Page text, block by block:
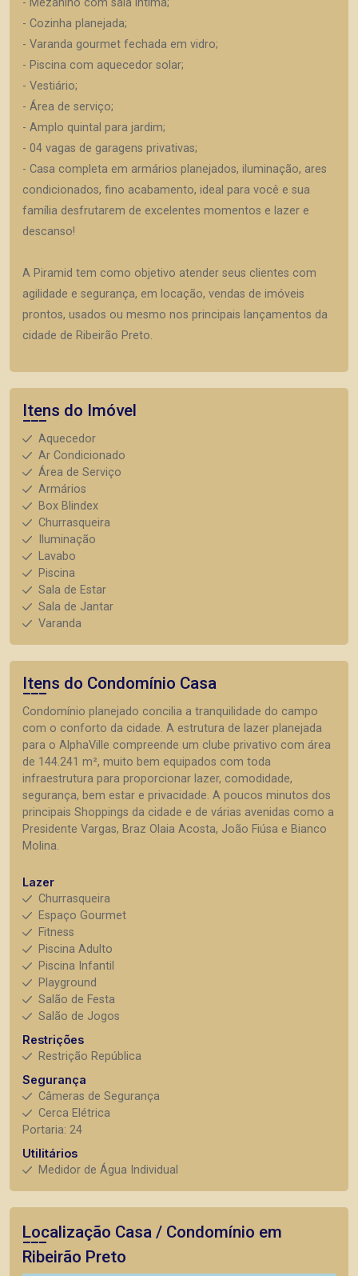
- Mezanino com sala íntima;
- Cozinha planejada;
- Varanda gourmet fechada em vidro;
- Piscina com aquecedor solar;
- Vestiário;
- Área de serviço;
- Amplo quintal para jardim;
- 04 vagas de garagens privativas;
- Casa completa em armários planejados, iluminação, ares
condicionados, fino acabamento, ideal para você e sua
família desfrutarem de excelentes momentos e lazer e
descanso!
A Piramid tem como objetivo atender seus clientes com
agilidade e segurança, em locação, vendas de imóveis
prontos, usados ou mesmo nos principais lançamentos da
cidade de Ribeirão Preto.
Itens do Imóvel
Aquecedor
Ar Condicionado
Área de Serviço
Armários
Box Blindex
Churrasqueira
Iluminação
Lavabo
Piscina
Sala de Estar
Sala de Jantar
Varanda
Itens do Condomínio Casa
Condomínio planejado concilia a tranquilidade do campo
com o conforto da cidade. A estrutura de lazer planejada
para o AlphaVille compreende um clube privativo com área
de 144.241 m², muito bem equipados com toda
infraestrutura para proporcionar lazer, comodidade,
segurança, bem estar e privacidade. A poucos minutos dos
principais Shoppings da cidade e de várias avenidas como a
Presidente Vargas, Braz Olaia Acosta, João Fiúsa e Bianco
Molina.
Lazer
Churrasqueira
Espaço Gourmet
Fitness
Piscina Adulto
Piscina Infantil
Playground
Salão de Festa
Salão de Jogos
Restrições
Restrição República
Segurança
Câmeras de Segurança
Cerca Elétrica
Portaria: 24
Utilitários
Medidor de Água Individual
Localização Casa / Condomínio em
Ribeirão Preto